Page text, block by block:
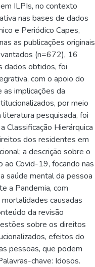
ILPIs, no contexto
nas bases de dados
e Periódico Capes,
as publicações originais
(n=672), 16
dados obtidos, foi
com o apoio do
implicações da
por meio
pesquisada, foi
Classificação Hierárquica
dos residentes em
a descrição sobre o
ao Covid-19, focando nas
saúde mental da pessoa
a Pandemia, com
causadas
da revisão
sobre os direitos
efeitos do
pessoas, que podem
chave: Idosos.